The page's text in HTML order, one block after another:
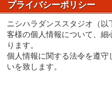
プライバシーポリシー
ニシハラダンススタジオ（
客様の個人情報について、
ります。
個人情報に関する法令を遵守
いを致します。